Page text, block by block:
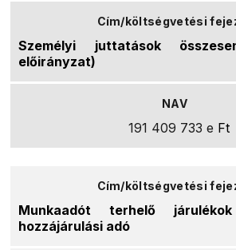
Személyi juttatások
előirányzat)
191 409 733 e Ft
Munkaadót terhelő
hozzájárulási adó